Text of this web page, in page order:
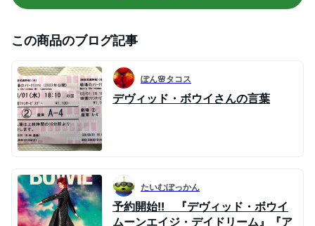
この商品のブログ記事
ぽん🌸タコス
デヴィッド・ボウイさんの言葉
たいむぽっかん
予約開始!! 『デヴィッド・ボウイ
ムーンエイジ・デイドリーム』『ア